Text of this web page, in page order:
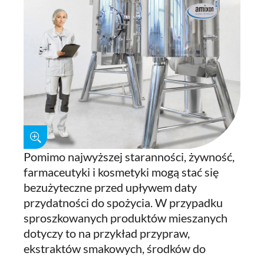
Pomimo najwyższej staranności, żywność,
farmaceutyki i kosmetyki mogą stać się
bezużyteczne przed upływem daty
przydatności do spożycia. W przypadku
sproszkowanych produktów mieszanych
dotyczy to na przykład przypraw,
ekstraktów smakowych, środków do